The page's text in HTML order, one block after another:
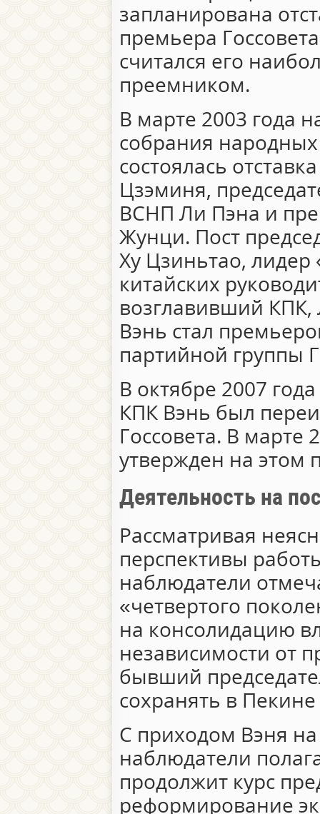
запланирована
премьера
считался его
преемником.
В марте 2003 года
собрания
состоялась
Цзэминя,
ВСНП Ли Пэна и
Жунци. Пост
Ху Цзиньтао, лидер
китайских
возглавивший КПК,
Вэнь стал
партийной группы
В октябре 2007
КПК Вэнь был
Госсовета. В марте
утвержден на этом
Деятельность на
Рассматривая
перспективы
наблюдатели
«четвертого
на консолидацию
независимости от
бывший
сохранять в
С приходом Вэня на
наблюдатели
продолжит курс
реформирование